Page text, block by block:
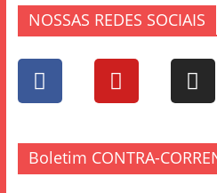
NOSSAS REDES SOCIAIS
Boletim CONTRA-